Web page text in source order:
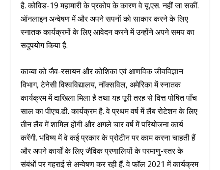
है. कोविड-19 महामारी के प्रकोप के कारण वे यू.एस. नहीं जा सकीं.
ऑनलाइन अन्वेषण में और अपने सपनों को साकार करने के लिए
स्नातक कार्यक्रमों के लिए आवेदन करने में उन्होंने अपने समय का
सदुपयोग किया है.
काव्या को जैव-रसायन और कोशिका एवं आणविक जीवविज्ञान
विभाग, टेनेसी विश्वविद्यालय, नॉक्सविल, अमेरिका में स्नातक
कार्यक्रम में दाखिला मिला है तथा यह पूरी तरह से वित्त पोषित पाँच
साल का पीएच.डी. कार्यक्रम है. वे प्रथम वर्ष में लैब रोटेशन के लिए
तीन लैब में शामिल होंगी और अगले चार वर्ष में परियोजना कार्य
करेंगी. भविष्य में वे कई प्रकार के प्रोटीन पर काम करना चाहती हैं
और अपने कार्यों के लिए जैविक प्रणालियों के परमाणु-स्तर के
संबंधों पर गहराई से अन्वेषण कर रही हैं. वे फॉल 2021 में कार्यक्रम